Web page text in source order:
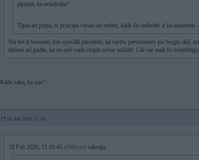
jāpiņņā, ka neizdodas!
Tāpat arī peļņa, te principā varam arī redzēt, kāds šis indivīds ir kā uzņēmējs
Nu bet ir boosteri, kas speciāli paredzēti, lai varētu pievienoties pie beigta akb,
tādiem arī gadās, ka no usb vada vispār nevar uzlādēt. Cik var malt šo
Kāds saka, ka nav?
18. Feb 2026, 12:35
18 Feb 2026, 11:16:41 @Mixzzz rakstīja: